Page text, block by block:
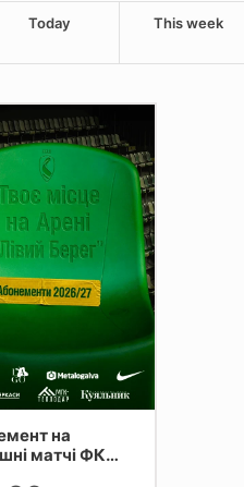
Today This week
на
матчі ФК
Берег" Київ.